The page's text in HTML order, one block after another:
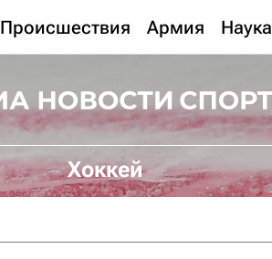
Происшествия Армия Наука
Хоккей